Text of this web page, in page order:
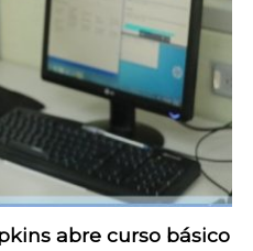
abre curso básico